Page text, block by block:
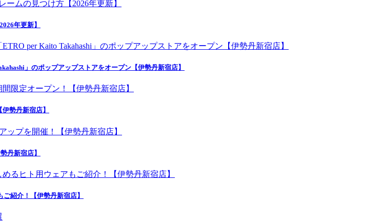
年更新】
」のポップアップストアをオープン【伊勢丹新宿店】
勢丹新宿店】
丹新宿店】
紹介！【伊勢丹新宿店】